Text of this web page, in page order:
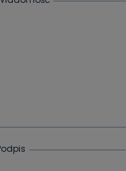
żądania
ze